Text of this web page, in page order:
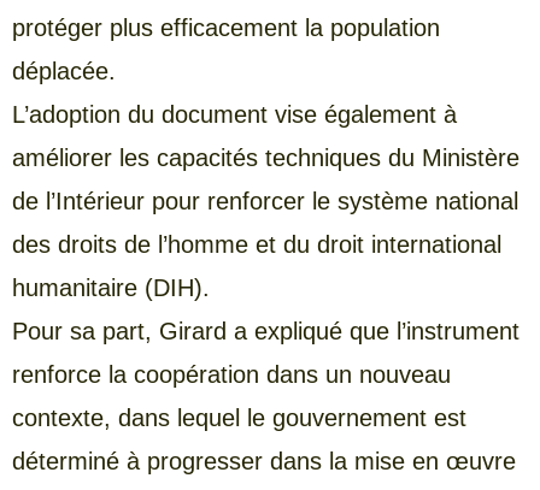
protéger plus efficacement la population
déplacée.
L’adoption du document vise également à
améliorer les capacités techniques du Ministère
de l’Intérieur pour renforcer le système national
des droits de l’homme et du droit international
humanitaire (DIH).
Pour sa part, Girard a expliqué que l’instrument
renforce la coopération dans un nouveau
contexte, dans lequel le gouvernement est
déterminé à progresser dans la mise en œuvre